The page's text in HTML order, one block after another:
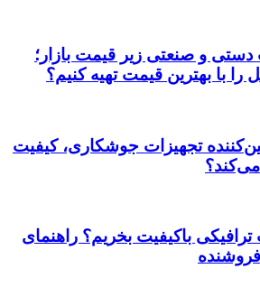
هوشمند برای شناسایی
ارز دیجیتال